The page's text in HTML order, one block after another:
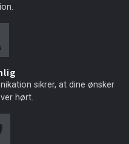
sikrer, at dine ønsker
hørt.